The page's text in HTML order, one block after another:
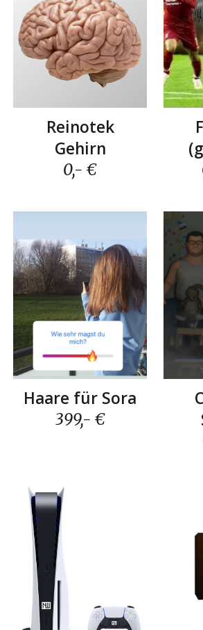
Reinotek
Gehirn
0,- €
Haare für Sora
399,- €